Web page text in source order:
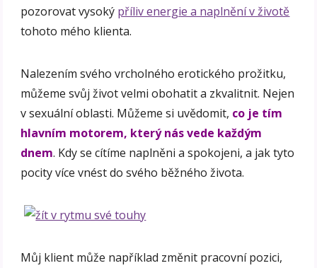
pozorovat vysoký příliv energie a naplnění v životě
tohoto mého klienta.
Nalezením svého vrcholného erotického prožitku,
můžeme svůj život velmi obohatit a zkvalitnit. Nejen
v sexuální oblasti. Můžeme si uvědomit, co je tím
hlavním motorem, který nás vede každým
dnem. Kdy se cítíme naplněni a spokojeni, a jak tyto
pocity více vnést do svého běžného života.
Můj klient může například změnit pracovní pozici,